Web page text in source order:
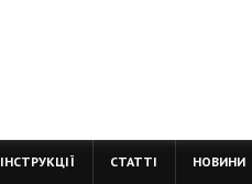
ІНСТРУКЦІЇ СТАТТІ НОВИНИ